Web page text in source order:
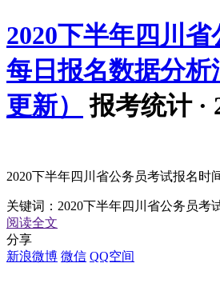
2020下半年四川
每日报名数据分析
更新）
报考统计 ·
2020下半年四川省公务员考试报名时
关键词： 2020下半年四川省公务员考
阅读全文
分享
新浪微博 微信 QQ空间